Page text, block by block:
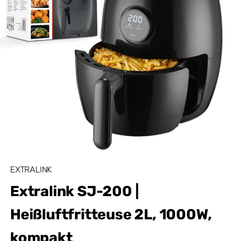
EXTRALINK
Extralink SJ-200 |
Heißluftfritteuse 2L, 1000W,
kompakt